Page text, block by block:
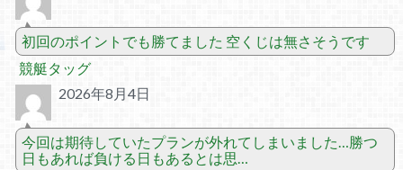
初回のポイントでも勝てました 空くじは無さそうです
競艇タッグ
2026年8月4日
今回は期待していたプランが外れてしまいました…勝つ
日もあれば負ける日もあるとは思…